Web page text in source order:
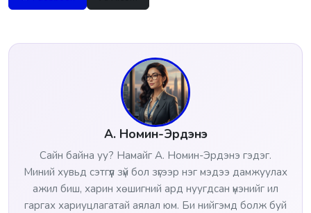
А. Номин-Эрдэнэ
Сайн байна уу? Намайг А. Номин-Эрдэнэ гэдэг.
Миний хувьд сэтгүүл зүй бол зүгээр нэг мэдээ дамжуулах
ажил биш, харин хөшигний ард нуугдсан үнэнийг ил
гаргах хариуцлагатай аялал юм. Би нийгэмд болж буй